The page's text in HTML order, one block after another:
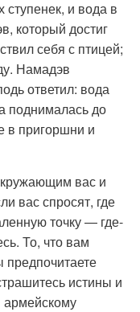
ступенек, и вода в
который достиг
себя с птицей;
Намадэв
ответил: вода
поднималась до
в пригоршни и
вас и
вас спросят, где
точку — где-
То, что вам
истины и